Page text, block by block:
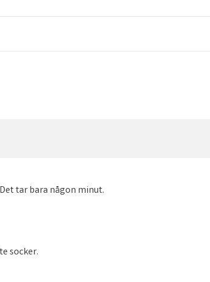
tar bara någon minut.
socker.